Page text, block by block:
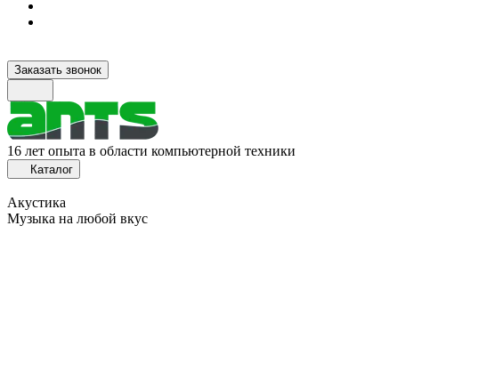
Заказать звонок
16 лет опыта в области компьютерной техники
Каталог
Акустика
Музыка на любой вкус